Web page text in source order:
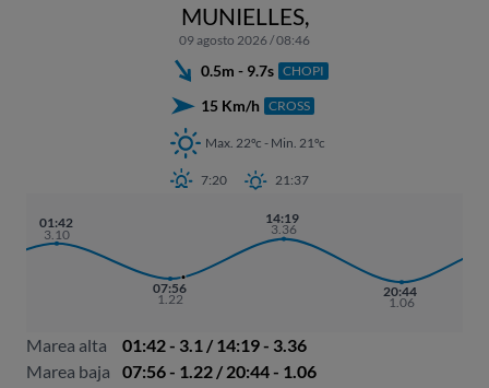
MUNIELLES,
09 agosto 2026 / 08:46
0.5m - 9.7s CHOPI
15 Km/h CROSS
Max. 22ºc - Min. 21ºc
7:20 21:37
01:42
3.10
07:56
1.22
14:19
3.36
20:44
1.06
Marea alta
01:42 - 3.1 / 14:19 - 3.36
Marea baja
07:56 - 1.22 / 20:44 - 1.06